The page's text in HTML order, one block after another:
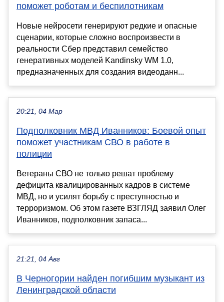
поможет роботам и беспилотникам
Новые нейросети генерируют редкие и опасные
сценарии, которые сложно воспроизвести в
реальности Сбер представил семейство
генеративных моделей Kandinsky WM 1.0,
предназначенных для создания видеоданн...
20:21, 04 Мар
Подполковник МВД Иванников: Боевой опыт
поможет участникам СВО в работе в
полиции
Ветераны СВО не только решат проблему
дефицита квалицированных кадров в системе
МВД, но и усилят борьбу с преступностью и
терроризмом. Об этом газете ВЗГЛЯД заявил Олег
Иванников, подполковник запаса...
21:21, 04 Авг
В Черногории найден погибшим музыкант из
Ленинградской области